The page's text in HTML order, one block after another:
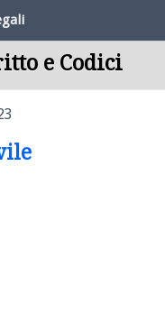
e Codici